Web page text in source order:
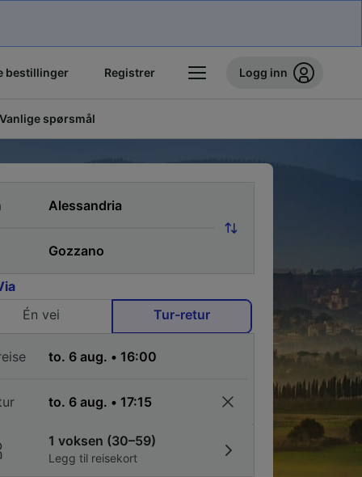
bestillinger Registrer Logg inn
Vanlige spørsmål
Én vei
Tur-retur
1 voksen (30–59)
Legg til reisekort